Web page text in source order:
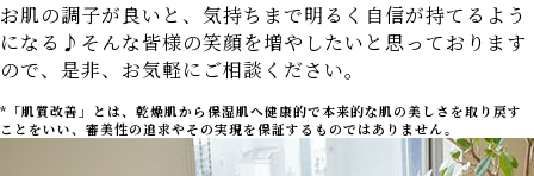
お肌の調子が良いと、気持ちまで明るく自信が持てるよう
になる♪そんな皆様の笑顔を増やしたいと思っております
ので、是非、お気軽にご相談ください。
*「肌質改善」とは、乾燥肌から保湿肌へ健康的で本来的な肌の美しさを取り戻す
ことをいい、審美性の追求やその実現を保証するものではありません。